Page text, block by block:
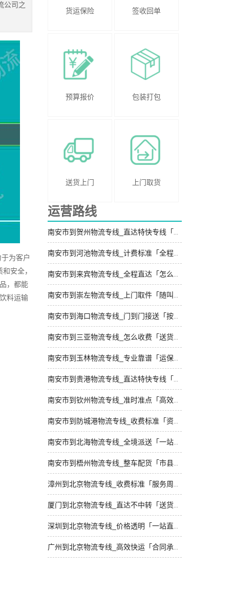
公司之
为客户
安全，
，都能
料运输
货运保险 签收回单
预算报价 包装打包
送货上门 上门取货
运营路线
南安市到贺州物流专线_直达特快专线「定点发车」
南安市到河池物流专线_计费标准「全程定位」
南安市到来宾物流专线_全程直达「怎么收费」
南安市到崇左物流专线_上门取件「随叫随到」
南安市到海口物流专线_门到门接送「按时送达」
南安市到三亚物流专线_怎么收费「送货上门」
南安市到玉林物流专线_专业靠谱「运保时效」
南安市到贵港物流专线_直达特快专线「直达不中转」
南安市到钦州物流专线_准时准点「高效运输」
南安市到防城港物流专线_收费标准「资质齐全」
南安市到北海物流专线_全境派送「一站式托运」
南安市到梧州物流专线_整车配货「市县闪送」
漳州到北京物流专线_收费标准「服务周到」
厦门到北京物流专线_直达不中转「送货到门」
深圳到北京物流专线_价格透明「一站直达」
广州到北京物流专线_高效快运「合同承运」